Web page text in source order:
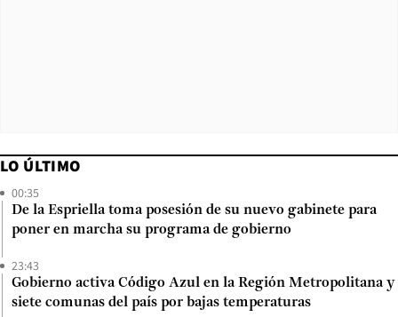
LO ÚLTIMO
00:35
De la Espriella toma posesión de su nuevo gabinete para
poner en marcha su programa de gobierno
23:43
Gobierno activa Código Azul en la Región Metropolitana y
siete comunas del país por bajas temperaturas